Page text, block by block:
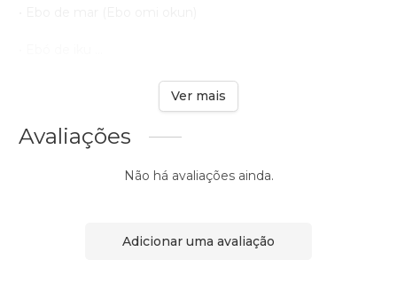
Ver mais
Avaliações
Não há avaliações ainda.
Adicionar uma avaliação